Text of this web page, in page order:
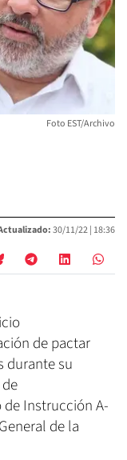
Foto EST/Archivo
30/11/22 | 18:36
de pactar
durante su
Instrucción A-
de la